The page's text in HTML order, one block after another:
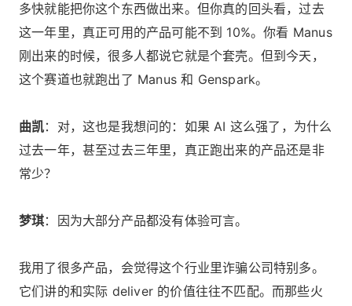
多快就能把你这个东西做出来。但你真的回头看，过去
这一年里，真正可用的产品可能不到 10%。你看 Manus
刚出来的时候，很多人都说它就是个套壳。但到今天，
这个赛道也就跑出了 Manus 和 Genspark。
曲凯：对，这也是我想问的：如果 AI 这么强了，为什么
过去一年，甚至过去三年里，真正跑出来的产品还是非
常少？
梦琪：因为大部分产品都没有体验可言。
我用了很多产品，会觉得这个行业里诈骗公司特别多。
它们讲的和实际 deliver 的价值往往不匹配。而那些火